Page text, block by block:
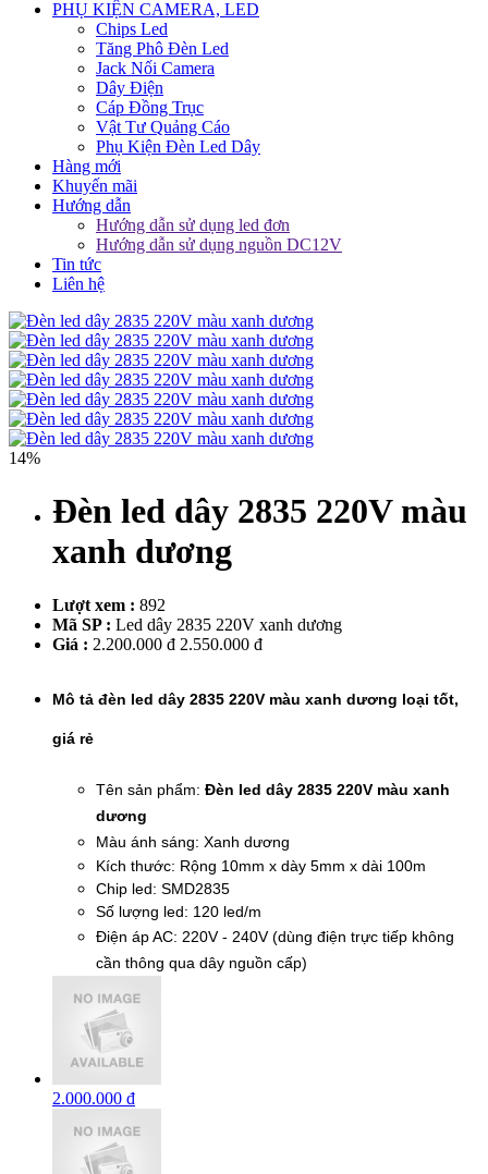
PHỤ KIỆN CAMERA, LED
Chips Led
Tăng Phô Đèn Led
Jack Nối Camera
Dây Điện
Cáp Đồng Trục
Vật Tư Quảng Cáo
Phụ Kiện Đèn Led Dây
Hàng mới
Khuyến mãi
Hướng dẫn
Hướng dẫn sử dụng led đơn
Hướng dẫn sử dụng nguồn DC12V
Tin tức
Liên hệ
14%
Đèn led dây 2835 220V màu
xanh dương
Lượt xem : 892
Mã SP : Led dây 2835 220V xanh dương
Giá : 2.200.000 đ 2.550.000 đ
Mô tả đèn led dây 2835 220V màu xanh dương loại tốt,
giá rẻ
Tên sản phẩm: Đèn led dây 2835 220V màu xanh
dương
Màu ánh sáng: Xanh dương
Kích thước: Rộng 10mm x dày 5mm x dài 100m
Chip led: SMD2835
Số lượng led: 120 led/m
Điện áp AC: 220V - 240V (dùng điện trực tiếp không
cần thông qua dây nguồn cấp)
2.000.000 đ